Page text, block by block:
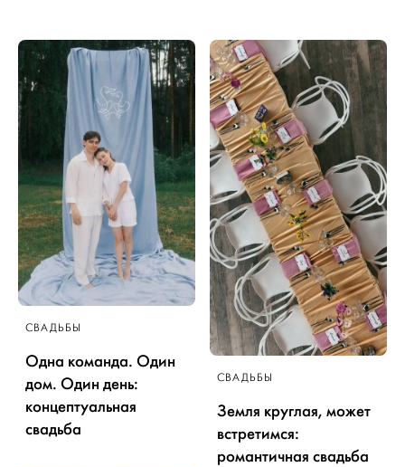
СВАДЬБЫ
Одна команда. Один
дом. Один день:
концептуальная
свадьба
СВАДЬБЫ
Земля круглая, может
встретимся:
романтичная свадьба